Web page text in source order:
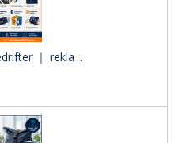
｜ rekla ..